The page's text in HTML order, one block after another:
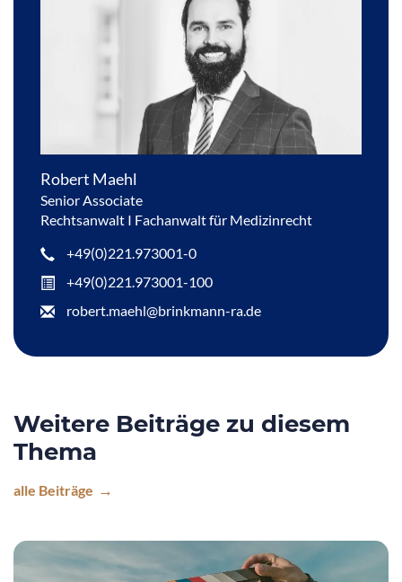
Robert Maehl
Senior Associate
Rechtsanwalt I Fachanwalt für Medizinrecht
+49(0)221.973001-0
+49(0)221.973001-100
robert.maehl@brinkmann-ra.de
Weitere Beiträge zu diesem
Thema
alle Beiträge